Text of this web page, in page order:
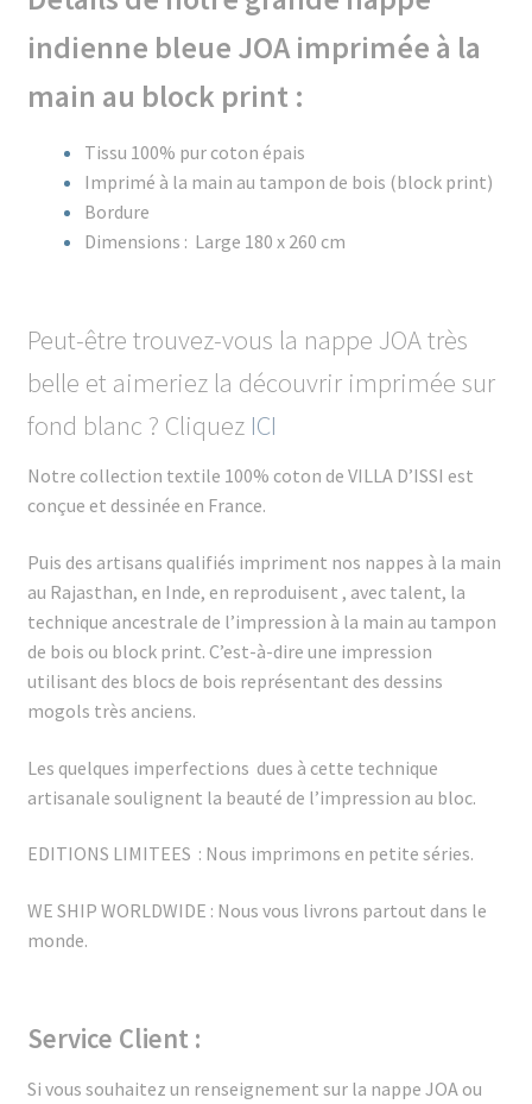
indienne bleue JOA imprimée à la
main au block print :
Tissu 100% pur coton épais
Imprimé à la main au tampon de bois (block print)
Bordure
Dimensions : Large 180 x 260 cm
Peut-être trouvez-vous la nappe JOA très
belle et aimeriez la découvrir imprimée sur
fond blanc ? Cliquez ICI
Notre collection textile 100% coton de VILLA D’ISSI est
conçue et dessinée en France.
Puis des artisans qualifiés impriment nos nappes à la main
au Rajasthan, en Inde, en reproduisent , avec talent, la
technique ancestrale de l’impression à la main au tampon
de bois ou block print. C’est-à-dire une impression
utilisant des blocs de bois représentant des dessins
mogols très anciens.
Les quelques imperfections dues à cette technique
artisanale soulignent la beauté de l’impression au bloc.
EDITIONS LIMITEES : Nous imprimons en petite séries.
WE SHIP WORLDWIDE : Nous vous livrons partout dans le
monde.
Service Client :
Si vous souhaitez un renseignement sur la nappe JOA ou